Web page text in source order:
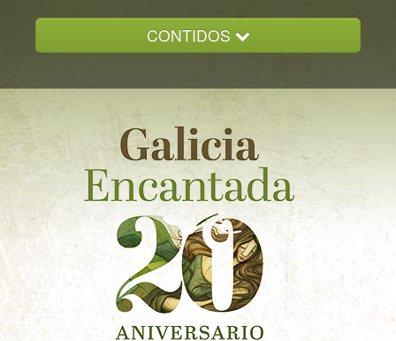
CONTIDOS
GALICIA ENCANTADA
DOCUMENTACION
NOVAS
CONTACTO